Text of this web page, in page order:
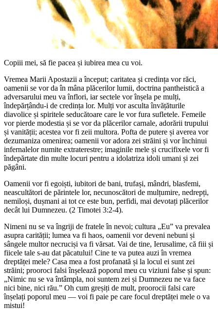
Copiii mei, să fie pacea și iubirea mea cu voi.
Vremea Marii Apostazii a început; caritatea și credința vor răci,
oamenii se vor da în mâna plăcerilor lumii, doctrina pantheistică a
adversarului meu va înflori, iar sectele vor înșela pe mulți,
îndepărțându-i de credința lor. Mulți vor asculta învățăturile
diavolice și spiritele seducătoare care le vor fura sufletele. Femeile
vor pierde modestia și se vor da plăcerilor carnale, adorării trupului
și vanității; acestea vor fi zeii multora. Pofta de putere și averea vor
dezumaniza omenirea; oamenii vor adora zei străini și vor închinui
infernalelor numite extraterestre; imaginile mele și crucifixele vor fi
îndepărtate din multe locuri pentru a idolatriza idoli umani și zei
păgâni.
Oamenii vor fi egoiști, iubitori de bani, trufași, mândri, blasfemi,
neascultători de părintele lor, necunoscători de mulțumire, nedrepți,
nemiloși, dușmani ai tot ce este bun, perfidi, mai devotați plăcerilor
decât lui Dumnezeu. (2 Timotei 3:2-4).
Nimeni nu se va îngriji de fratele în nevoi; cultura „Eu” va prevalea
asupra carității; lumea va fi haos, oamenii vor deveni nebuni și
sângele multor necruciși va fi vărsat. Vai de tine, Ierusalime, că fiii și
fiicele tale s-au dat păcatului! Cine te va putea auzi în vremea
dreptăței mele? Casa mea a fost profanată și la locul ei sunt zei
străini; prooroci falsi înșelează poporul meu cu viziuni false și spun:
„Nimic nu se va întâmpla, noi suntem zei și Dumnezeu ne va face
nici bine, nici rău.” Oh cum greșiți de mult, proorocii falsi care
înșelați poporul meu — voi fi paie pe care focul dreptăței mele o va
mistui!